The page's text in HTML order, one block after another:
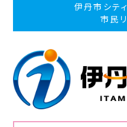
伊丹市シテ
市民